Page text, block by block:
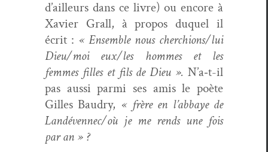
d’ailleurs dans ce livre) ou encore à
Xavier Grall, à pro­pos duquel il
écrit : « Ensem­ble nous cherchions/lui
Dieu/moi eux/les hommes et les
femmes filles et fils de Dieu ». N’a‑t-il
pas aus­si par­mi ses amis le poète
Gilles Baudry, « frère en l’abbaye de
Landévennec/où je me rends une fois
par an » ?